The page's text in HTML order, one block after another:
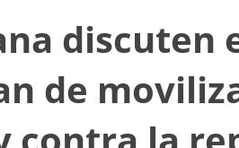
discuten
de